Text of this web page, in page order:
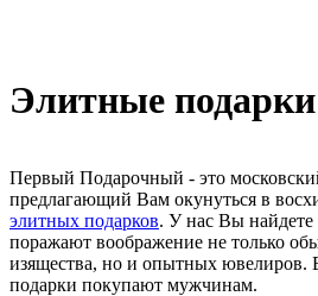
Элитные подарки
Первый Подарочный - это
предлагающий Вам окунуться в
элитных подарков. У нас Вы найдете
поражают воображение не только
изящества, но и опытных ювелиров.
подарки покупают мужчинам.